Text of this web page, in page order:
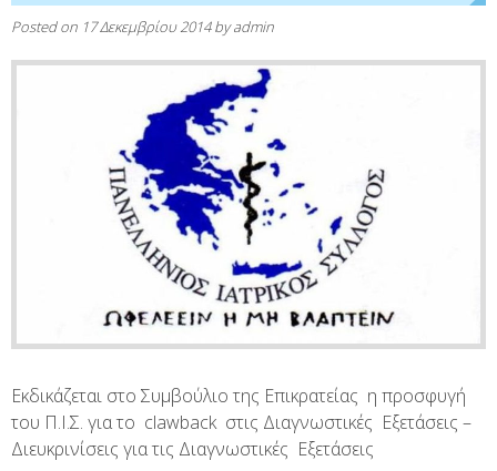
Posted on 17 Δεκεμβρίου 2014byadmin
Εκδικάζεται στο Συμβούλιο της Επικρατείας η προσφυγή
του Π.Ι.Σ. για το clawback στις Διαγνωστικές Εξετάσεις –
Διευκρινίσεις για τις Διαγνωστικές Εξετάσεις